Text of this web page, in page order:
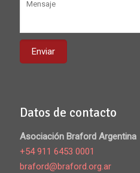
Datos de contacto
Asociación Braford Argentina
+54 911 6453 0001
braford@braford.org.ar